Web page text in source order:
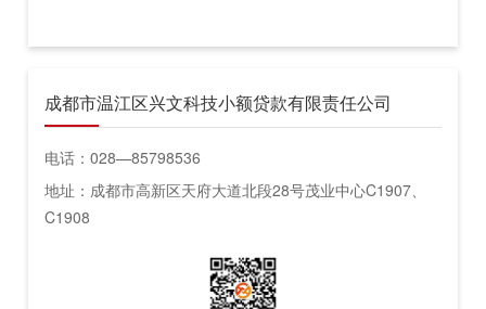
成都市温江区兴文科技小额贷款有限责任公司
电话：028—85798536
地址：成都市高新区天府大道北段28号茂业中心C1907、
C1908